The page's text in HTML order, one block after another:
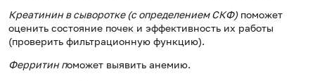
Креатинин в сыворотке (с определением СКФ)поможет
оценить состояние почек и эффективность их работы
(проверить фильтрационную функцию).
Ферритин поможет выявить анемию.